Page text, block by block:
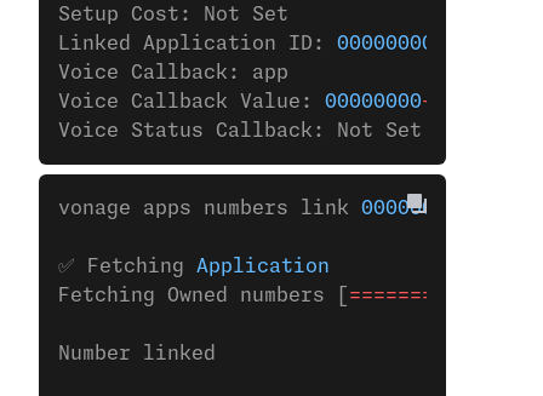
Setup Cost: Not Set
Linked Application ID: 00000000
Voice Callback: app
Voice Callback Value: 00000000-
Voice Status Callback: Not Set
vonage apps numbers link 00000000-0000-
✅ Fetching Application
Fetching Owned numbers [
Number linked